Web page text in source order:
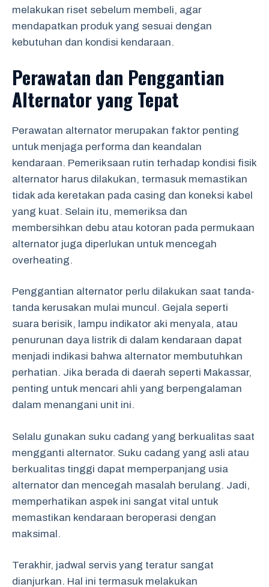
melakukan riset sebelum membeli, agar
mendapatkan produk yang sesuai dengan
kebutuhan dan kondisi kendaraan.
Perawatan dan Penggantian
Alternator yang Tepat
Perawatan alternator merupakan faktor penting
untuk menjaga performa dan keandalan
kendaraan. Pemeriksaan rutin terhadap kondisi fisik
alternator harus dilakukan, termasuk memastikan
tidak ada keretakan pada casing dan koneksi kabel
yang kuat. Selain itu, memeriksa dan
membersihkan debu atau kotoran pada permukaan
alternator juga diperlukan untuk mencegah
overheating.
Penggantian alternator perlu dilakukan saat tanda-
tanda kerusakan mulai muncul. Gejala seperti
suara berisik, lampu indikator aki menyala, atau
penurunan daya listrik di dalam kendaraan dapat
menjadi indikasi bahwa alternator membutuhkan
perhatian. Jika berada di daerah seperti Makassar,
penting untuk mencari ahli yang berpengalaman
dalam menangani unit ini.
Selalu gunakan suku cadang yang berkualitas saat
mengganti alternator. Suku cadang yang asli atau
berkualitas tinggi dapat memperpanjang usia
alternator dan mencegah masalah berulang. Jadi,
memperhatikan aspek ini sangat vital untuk
memastikan kendaraan beroperasi dengan
maksimal.
Terakhir, jadwal servis yang teratur sangat
dianjurkan. Hal ini termasuk melakukan